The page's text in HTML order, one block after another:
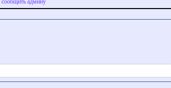
сообщить админу